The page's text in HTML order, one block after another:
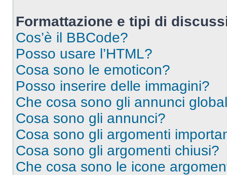
Formattazione e tipi di
Cos’è il BBCode?
Posso usare l’HTML?
Cosa sono le emoticon?
Posso inserire delle immagini?
Che cosa sono gli annunci
Cosa sono gli annunci?
Cosa sono gli argomenti
Cosa sono gli argomenti chiusi?
Che cosa sono le icone